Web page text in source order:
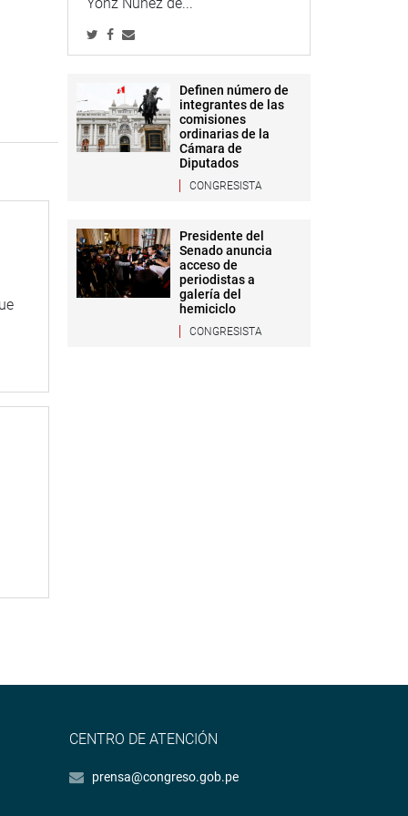
Definen número de
integrantes de las
comisiones
ordinarias de la
Cámara de
Diputados
CONGRESISTA
Presidente del
Senado anuncia
acceso de
periodistas a
galería del
hemiciclo
CONGRESISTA
CENTRO DE ATENCIÓN
prensa@congreso.gob.pe